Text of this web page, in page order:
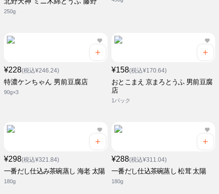
250g
¥228(税込¥246.24)
特濃ケンちゃん 男前豆腐店
90g×3
¥158(税込¥170.64)
おとこまえ 京まろとうふ 男前豆腐
店
1パック
¥298(税込¥321.84)
一番だし仕込み茶碗蒸し 海老 太陽
180g
¥288(税込¥311.04)
一番だし仕込茶碗蒸し 松茸 太陽
180g